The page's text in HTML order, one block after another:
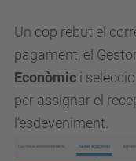
Un cop rebut el
pagament, el
Econòmic i
per assignar el
l’esdeveniment.